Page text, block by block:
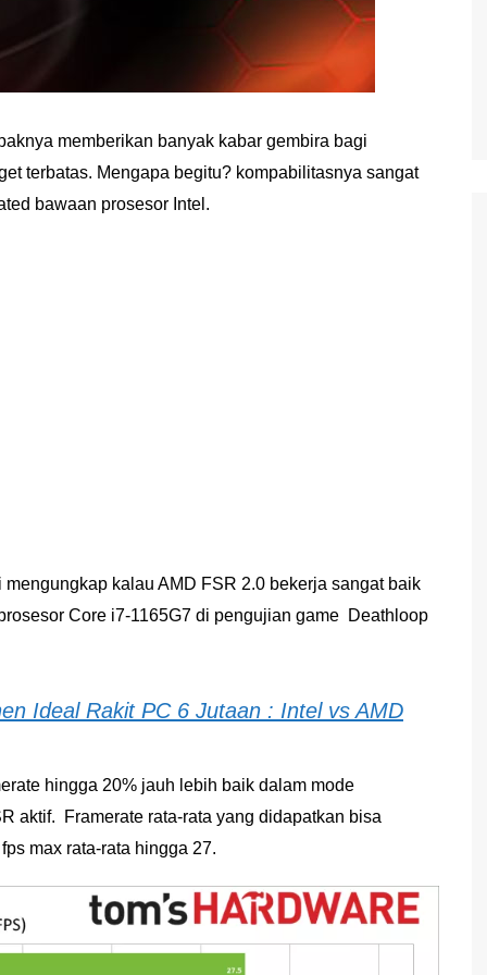
memberikan banyak kabar gembira bagi
terbatas. Mengapa begitu? kompabilitasnya sangat
bawaan prosesor Intel.
mengungkap kalau AMD FSR 2.0 bekerja sangat baik
Core i7-1165G7 di pengujian game Deathloop
Ideal Rakit PC 6 Jutaan : Intel vs AMD
hingga 20% jauh lebih baik dalam mode
aktif. Framerate rata-rata yang didapatkan bisa
max rata-rata hingga 27.